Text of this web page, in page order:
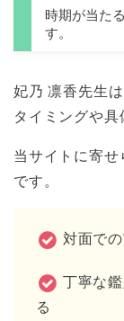
時期が当た
す。
妃乃 凛香先生
タイミングや具
当サイトに寄せ
です。
対面で
丁寧な
る